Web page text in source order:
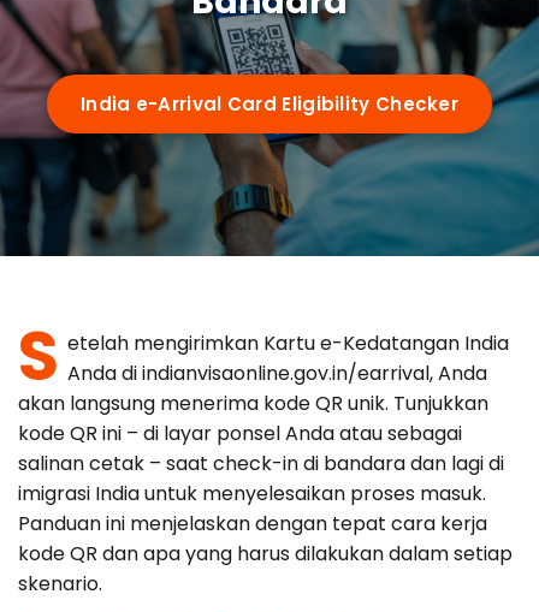
Visa Types
e-arrival card vs eVisa
Who Needs It
OCI Cardholders
Guides
72-Hour Rule
QR Code Guide
Common Mistakes
Portal Troubleshooting
Error Correction
Missed Deadline
By Nationality
US Citizens
UK Citizens
Australia
Canada
EU Citizens
Airports
Delhi (IGI)
Mumbai
Bangalore
FAQ
Languages
India e-Arrival Card Eligibility Checker
S etelah mengirimkan Kartu e-Kedatangan India
Anda di indianvisaonline.gov.in/earrival, Anda
akan langsung menerima kode QR unik. Tunjukkan
kode QR ini – di layar ponsel Anda atau sebagai
salinan cetak – saat check-in di bandara dan lagi di
imigrasi India untuk menyelesaikan proses masuk.
Panduan ini menjelaskan dengan tepat cara kerja
kode QR dan apa yang harus dilakukan dalam setiap
skenario.